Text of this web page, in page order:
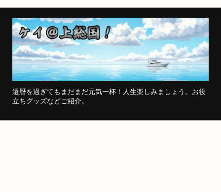
還暦を過ぎてもまだまだ元気一杯！人生楽しみましょう。お役
立ちグッズなどご紹介。